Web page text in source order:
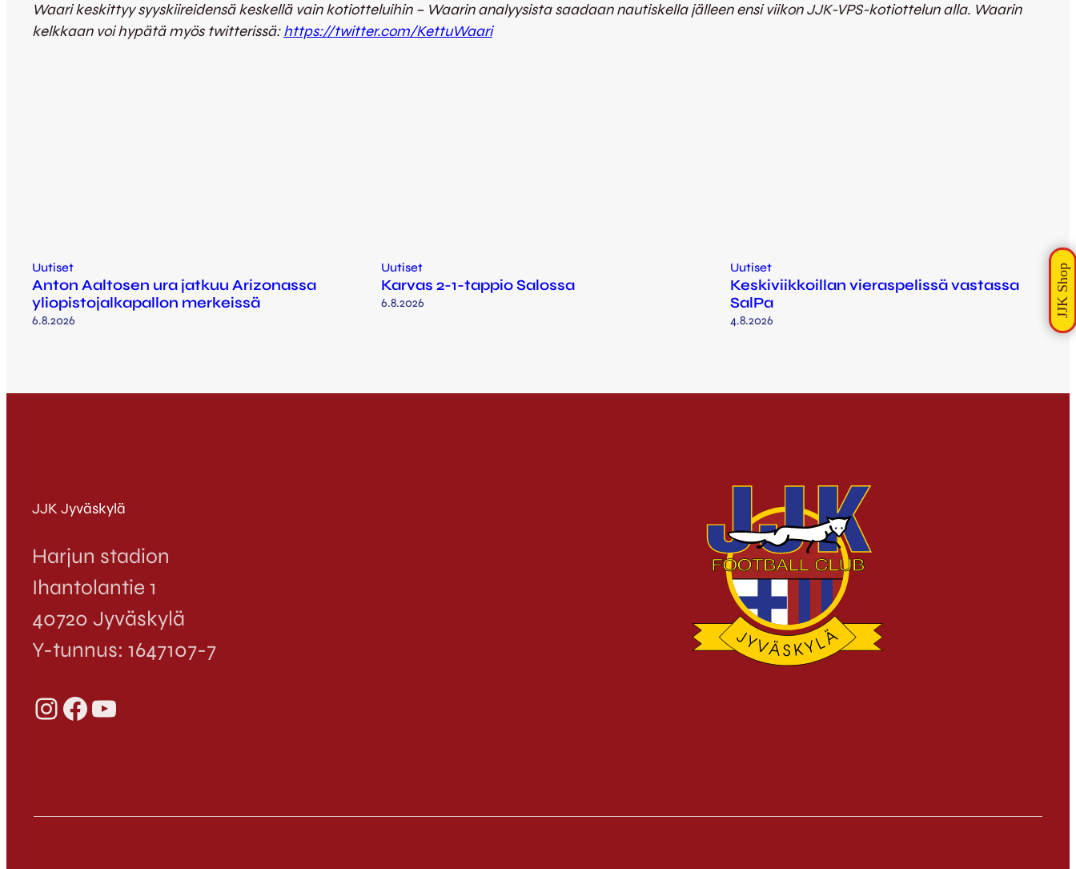
Waari keskittyy syyskiireidensä keskellä vain kotiotteluihin – Waarin analyysista saadaan nautiskella jälleen ensi viikon JJK-VPS-kotiottelun alla. Waarin
kelkkaan voi hypätä myös twitterissä:https://twitter.com/KettuWaari
Uutiset
Anton Aaltosen ura jatkuu Arizonassa
yliopistojalkapallon merkeissä
6.8.2026
Uutiset
Karvas 2-1-tappio Salossa
6.8.2026
Uutiset
Keskiviikkoillan vieraspelissä vastassa
SalPa
4.8.2026
JJK Jyväskylä
Harjun stadion
Ihantolantie 1
40720 Jyväskylä
Y-tunnus: 1647107-7
InstagramFacebook YouTube